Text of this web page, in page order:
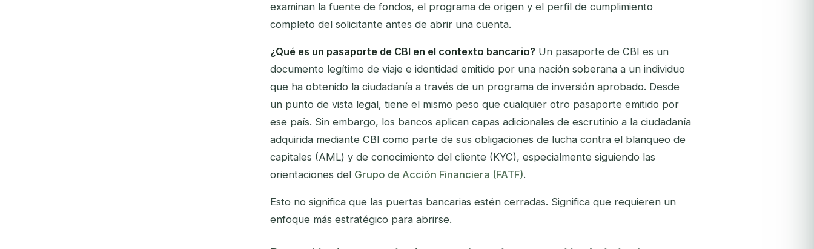
examinan la fuente de fondos, el programa de origen y el perfil de cumplimiento
completo del solicitante antes de abrir una cuenta.
¿Qué es un pasaporte de CBI en el contexto bancario? Un pasaporte de CBI es un
documento legítimo de viaje e identidad emitido por una nación soberana a un individuo
que ha obtenido la ciudadanía a través de un programa de inversión aprobado. Desde
un punto de vista legal, tiene el mismo peso que cualquier otro pasaporte emitido por
ese país. Sin embargo, los bancos aplican capas adicionales de escrutinio a la ciudadanía
adquirida mediante CBI como parte de sus obligaciones de lucha contra el blanqueo de
capitales (AML) y de conocimiento del cliente (KYC), especialmente siguiendo las
orientaciones del Grupo de Acción Financiera (FATF).
Esto no significa que las puertas bancarias estén cerradas. Significa que requieren un
enfoque más estratégico para abrirse.